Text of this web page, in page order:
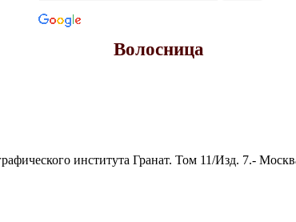
Волосница
института Гранат. Том 11/Изд. 7.-